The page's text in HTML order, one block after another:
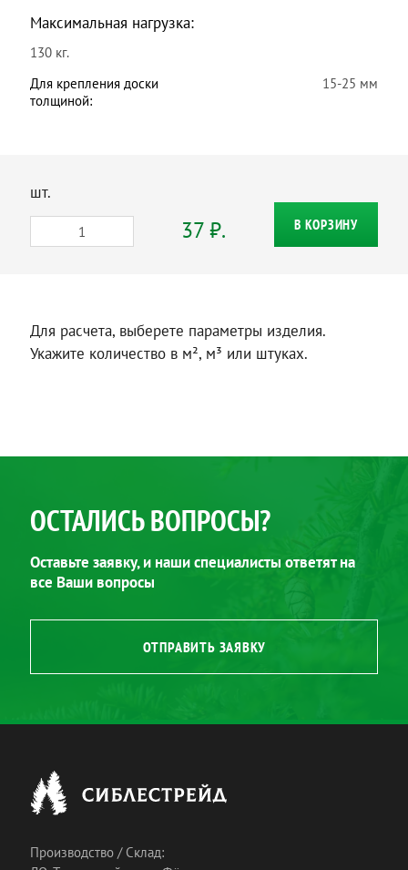
Максимальная нагрузка:
130 кг.
Для крепления доски
толщиной:
15-25 мм
шт.
37 ₽. В КОРЗИНУ
Для расчета, выберете параметры изделия.
Укажите количество в м², м³ или штуках.
ОСТАЛИСЬ ВОПРОСЫ?
Оставьте заявку, и наши специалисты ответят на
все Ваши вопросы
ОТПРАВИТЬ ЗАЯВКУ
Производство / Склад: